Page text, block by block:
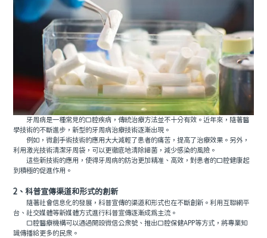
牙周病是一種常見的口腔疾病，傳統治療方法並不十分有效。近年來，隨著醫
學技術的不斷進步，新型的牙周病治療技術逐漸出現。
例如，微創手術技術的應用大大減輕了患者的痛苦，提高了治療效果。另外，
利用激光技術清潔牙周袋，可以更徹底地清除細菌，減少感染的風險。
這些新技術的應用，使得牙周病的防治更加精准、高效，對患者的口腔健康起
到積極的促進作用。
2、科普宣傳渠道和形式的創新
隨著社會信息化的發展，科普宣傳的渠道和形式也在不斷創新。利用互聯網平
台、社交媒體等新媒體方式進行科普宣傳逐漸成爲主流。
口腔醫療機構可以通過開設微信公衆號、推出口腔保健APP等方式，將專業知
識傳播給更多的民衆。